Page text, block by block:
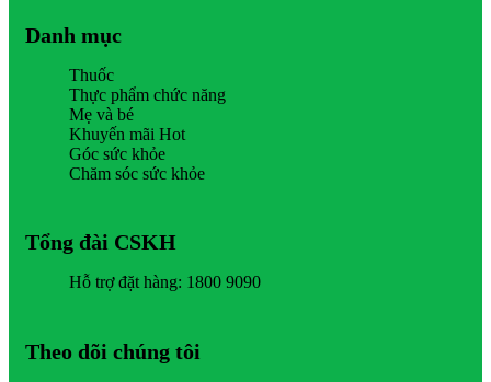
Danh mục
Thuốc
Thực phẩm chức năng
Mẹ và bé
Khuyến mãi Hot
Góc sức khỏe
Chăm sóc sức khỏe
Tổng đài CSKH
Hỗ trợ đặt hàng: 1800 9090
Theo dõi chúng tôi